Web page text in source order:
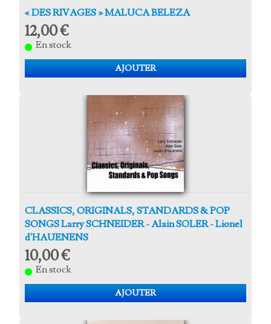
« DES RIVAGES » MALUCA BELEZA
12,00 €
En stock
AJOUTER
CLASSICS, ORIGINALS, STANDARDS & POP
SONGS Larry SCHNEIDER - Alain SOLER - Lionel
d'HAUENENS
10,00 €
En stock
AJOUTER